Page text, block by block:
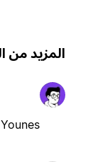
من
Younes